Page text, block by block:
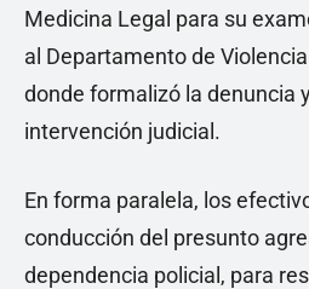
Medicina Legal para su
al Departamento de
donde formalizó la denuncia
intervención judicial.
En forma paralela, los
conducción del presunto
dependencia policial, para